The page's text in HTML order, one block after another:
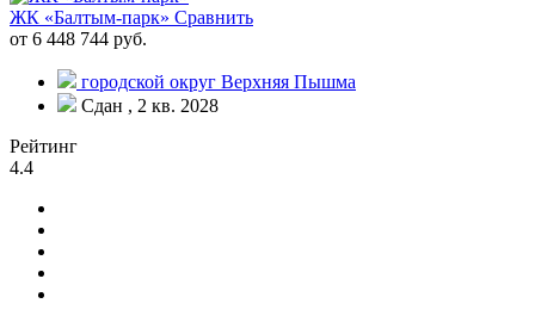
ЖК «Балтым-парк» Сравнить
от 6 448 744 руб.
городской округ Верхняя Пышма
Сдан , 2 кв. 2028
Рейтинг
4.4